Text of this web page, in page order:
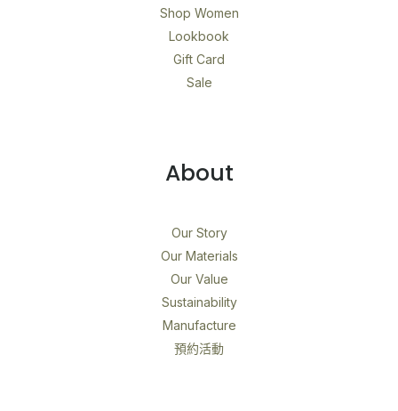
Shop Women
Lookbook
Gift Card
Sale
About
Our Story
Our Materials
Our Value
Sustainability
Manufacture
預約活動